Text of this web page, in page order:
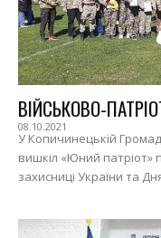
ВІЙСЬКОВО-
08.10.2021
У Копичинецькій
вишкіл «Юний патріот»
захисниці України та